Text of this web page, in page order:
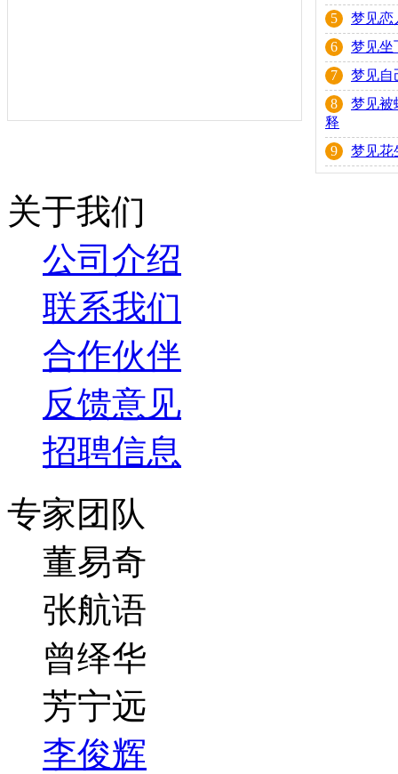
5
梦见恋
6
梦见坐
7
梦见自
8
梦见被
释
9
梦见花
关于我们
公司介绍
联系我们
合作伙伴
反馈意见
招聘信息
专家团队
董易奇
张航语
曾绎华
芳宁远
李俊辉